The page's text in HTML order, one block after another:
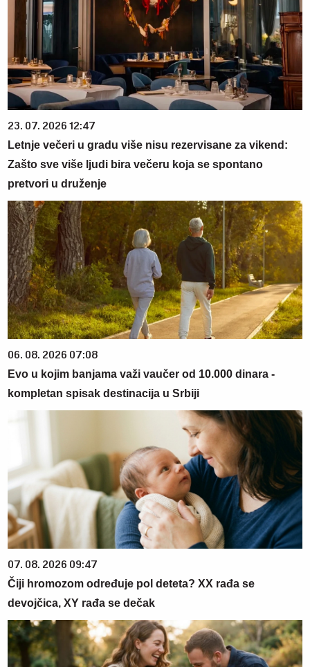
23. 07. 2026 12:47
Letnje večeri u gradu više nisu rezervisane za vikend:
Zašto sve više ljudi bira večeru koja se spontano
pretvori u druženje
06. 08. 2026 07:08
Evo u kojim banjama važi vaučer od 10.000 dinara -
kompletan spisak destinacija u Srbiji
07. 08. 2026 09:47
Čiji hromozom određuje pol deteta? XX rađa se
devojčica, XY rađa se dečak